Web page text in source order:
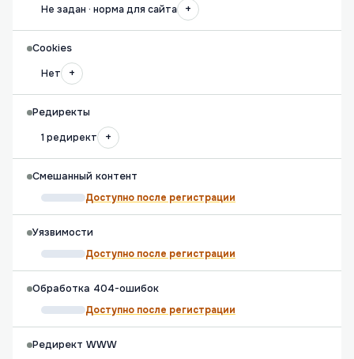
Не задан · норма для сайта
+
Cookies
Нет
+
Редиректы
1 редирект
+
Смешанный контент
Доступно после регистрации
Уязвимости
Доступно после регистрации
Обработка 404-ошибок
Доступно после регистрации
Редирект WWW